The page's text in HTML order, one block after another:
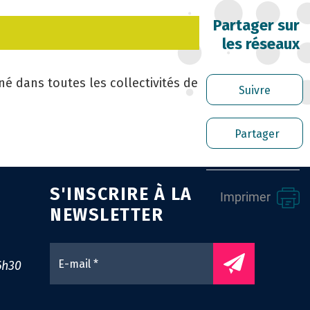
DES FONCTIONNAIRES
ARCHIVAGE
UTILES
dans toutes les collectivités de
Partager sur
les réseaux
Suivre
Partager
Imprimer
S'INSCRIRE À LA
NEWSLETTER